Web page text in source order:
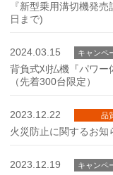
『新型乗用溝切機発
日まで)
2024.03.15 キャンペ
背負式刈払機『パワー
（先着300台限定）
2023.12.22 品
火災防止に関するお知
2023.12.19 キャンペ